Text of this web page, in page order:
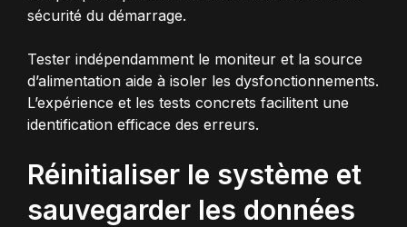
sécurité du démarrage.
Tester indépendamment le moniteur et la source
d’alimentation aide à isoler les dysfonctionnements.
L’expérience et les tests concrets facilitent une
identification efficace des erreurs.
Réinitialiser le système et
sauvegarder les données